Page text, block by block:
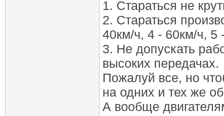
1. Стараться не
2. Стараться
40км/ч, 4 - 60км/ч, 5
3. Не допускать
высоких передачах.
Пожалуй все, но
на одних и тех же
А вообще